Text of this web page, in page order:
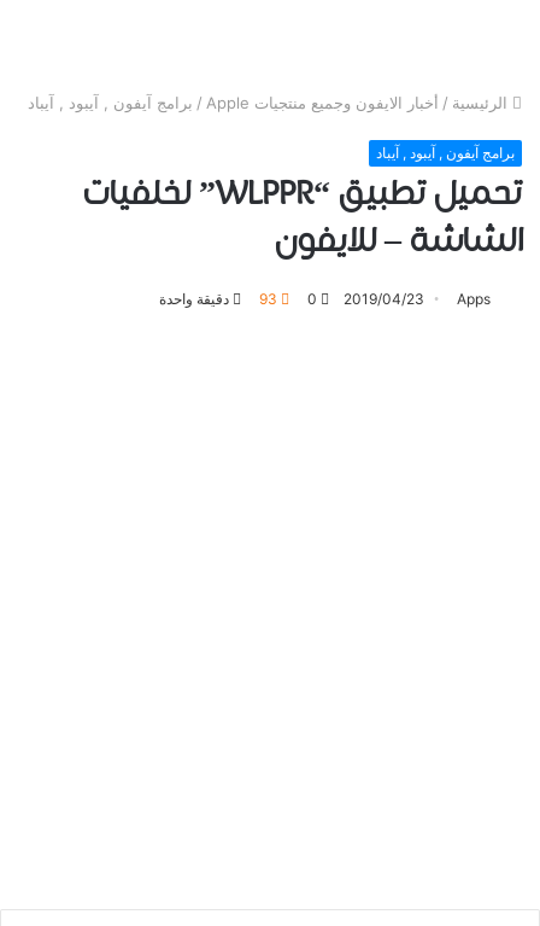
الرئيسية / أخبار الايفون وجميع منتجيات Apple / برامج آيفون , آيبود , آيباد
برامج آيفون , آيبود , آيباد
تحميل تطبيق “WLPPR” لخلفيات
الشاشة – للايفون
Apps
2019/04/23
0
93 دقيقة واحدة